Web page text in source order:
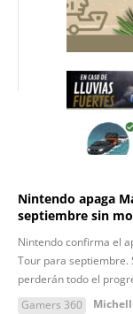
Nintendo apaga
septiembre sin
Nintendo confirma el
Tour para septiembre.
perderán todo el
Gamers 360